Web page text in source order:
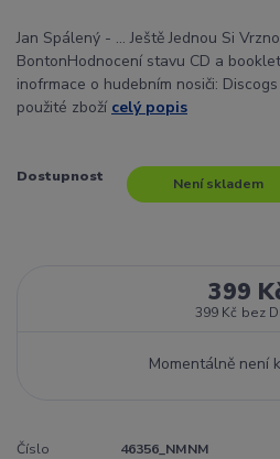
Jan Spálený - ... Ještě Jednou Si
BontonHodnocení stavu CD a
inofrmace o hudebním nosiči:
použité zboží celý popis
Dostupnost Není skladem
399
399 Kč bez
Momentálně není
Číslo
46356_NMNM